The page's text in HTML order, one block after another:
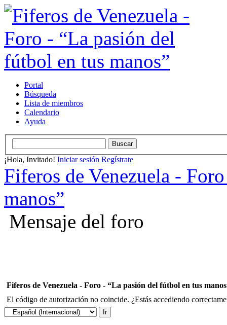
Portal
Búsqueda
Lista de miembros
Calendario
Ayuda
¡Hola, Invitado! Iniciar sesión Regístrate
Fiferos de Venezuela -
manos”
Mensaje del foro
Fiferos de Venezuela - Foro - “La pasión del fútbol en tus
El código de autorización no coincide. ¿Estás accediendo